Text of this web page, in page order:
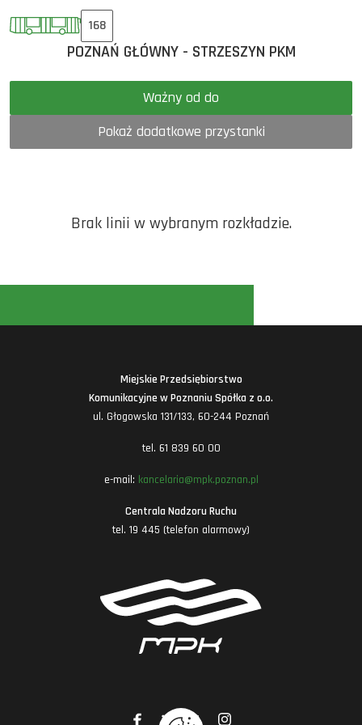
168
POZNAŃ GŁÓWNY - STRZESZYN PKM
Ważny od do
Pokaż dodatkowe przystanki
Brak linii w wybranym rozkładzie.
Miejskie Przedsiębiorstwo
Komunikacyjne w Poznaniu Spółka z o.o.
ul. Głogowska 131/133, 60-244 Poznań
tel. 61 839 60 00
e-mail: kancelaria@mpk.poznan.pl
Centrala Nadzoru Ruchu
tel. 19 445 (telefon alarmowy)